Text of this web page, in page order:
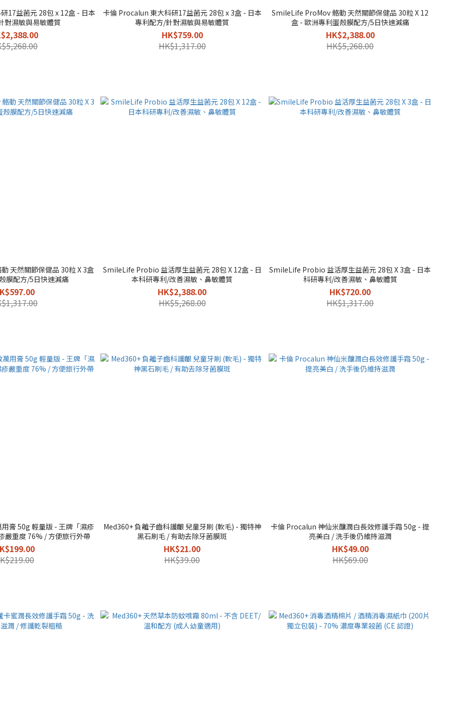
17益菌元 28包 x 12盒 - 日本
對濕敏與易敏體質
卡倫 Procalun 東大科研17益菌元 28包 x 3盒 - 日本
專利配方/針對濕敏與易敏體質
HK$759.00
HK$1,317.00
SmileLife ProMov 骼動 天然關節保健品 30粒 X 12
盒 - 歐洲專利蛋殼膜配方/5日快速減痛
HK$2,388.00
HK$5,268.00
天然關節保健品 30粒 X 3盒
膜配方/5日快速減痛
SmileLife Probio 益活厚生益菌元 28包 X 12盒 - 日
本科研專利/改善濕敏、鼻敏體質
HK$2,388.00
HK$5,268.00
SmileLife Probio 益活厚生益菌元 28包 X 3盒 - 日本
科研專利/改善濕敏、鼻敏體質
HK$720.00
HK$1,317.00
膏 50g 輕量版 - 王牌「濕疹
嚴重度 76% / 方便旅行外帶
Med360+ 負離子齒科護齦 兒童牙刷 (軟毛) - 獨特神
黑石刷毛 / 有助去除牙菌膜斑
HK$21.00
HK$39.00
卡倫 Procalun 神仙米釀潤白長效修護手霜 50g - 提
亮美白 / 洗手後仍維持滋潤
HK$49.00
HK$69.00